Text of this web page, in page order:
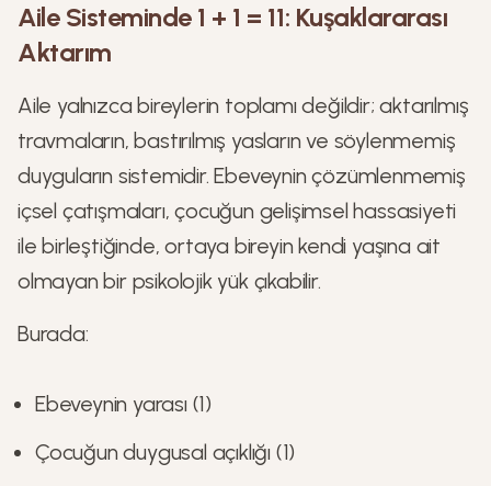
Aile Sisteminde 1 + 1 = 11: Kuşaklararası
Aktarım
Aile yalnızca bireylerin toplamı değildir; aktarılmış
travmaların, bastırılmış yasların ve söylenmemiş
duyguların sistemidir. Ebeveynin çözümlenmemiş
içsel çatışmaları, çocuğun gelişimsel hassasiyeti
ile birleştiğinde, ortaya bireyin kendi yaşına ait
olmayan bir psikolojik yük çıkabilir.
Burada:
Ebeveynin yarası (1)
Çocuğun duygusal açıklığı (1)